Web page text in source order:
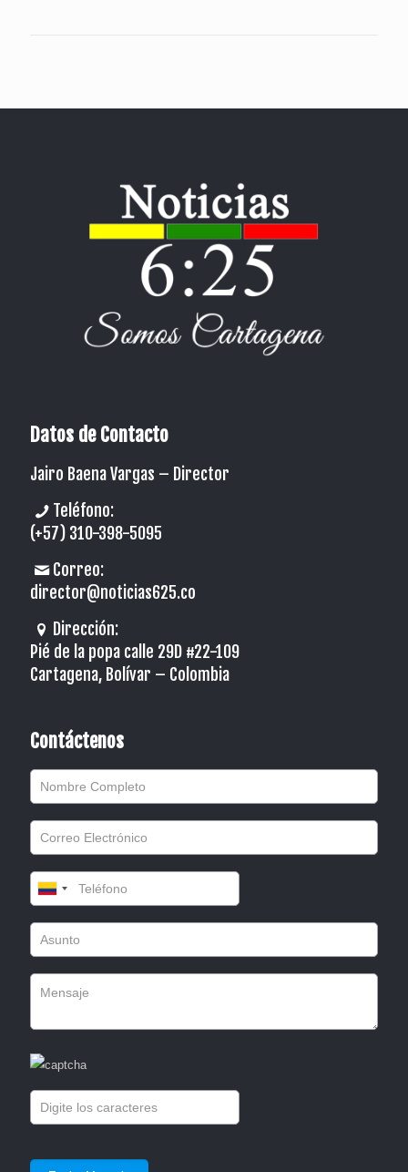
Datos de Contacto
Jairo Baena Vargas – Director
Teléfono:
(+57) 310-398-5095
Correo:
director@noticias625.co
Dirección:
Pié de la popa calle 29D #22-109
Cartagena, Bolívar – Colombia
Contáctenos